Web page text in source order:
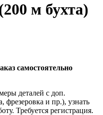
м бухта)
самостоятельно
деталей с доп.
фрезеровка и пр.), узнать
Требуется регистрация.